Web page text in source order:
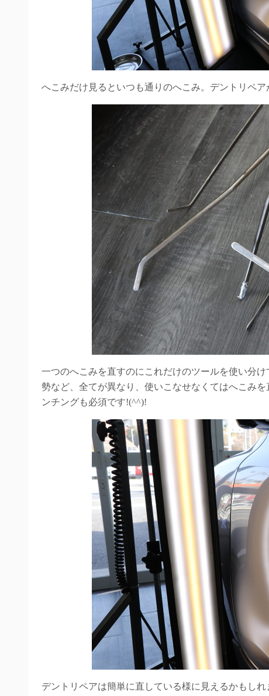
へこみだけ見るといつも通りのへこみ。デントリペ
一つのへこみを直すのにこれだけのツールを使い分
勢など、全てが異なり、使いこなせなくてはへこみ
ンチングも必須です!(^^)!
デントリペアは簡単に直している様に見えるかもし